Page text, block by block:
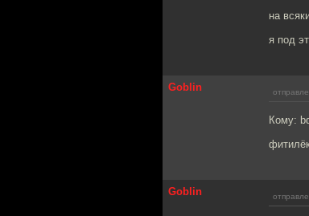
на
я под
Goblin
Кому:
Goblin